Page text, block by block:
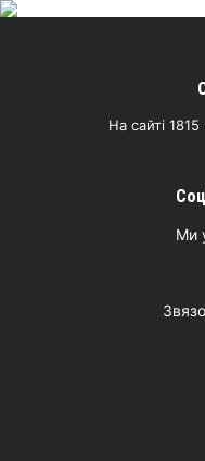
На сайті
Ми